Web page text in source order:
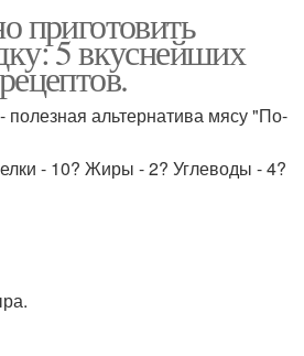
приготовить
5 вкуснейших
полезная альтернатива мясу "По-
- 10? Жиры - 2? Углеводы - 4?